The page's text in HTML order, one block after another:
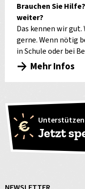
Brauchen Sie
weiter?
Das kennen wir
gerne. Wenn nötig
in Schule oder bei
Mehr Infos
Unterstützen
Jetzt